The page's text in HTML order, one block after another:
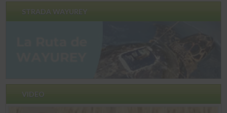
STRADA WAYUREY
VIDEO